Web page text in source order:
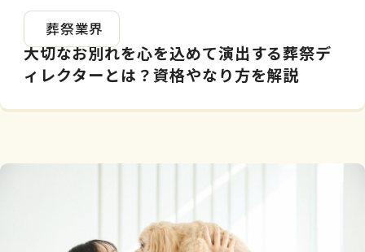
葬祭業界
2026.05.08
大切なお別れを心を込めて演出する葬祭デ
ィレクターとは？資格やなり方を解説